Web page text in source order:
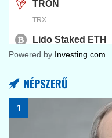
Powered by Investing.com
NÉPSZERŰ